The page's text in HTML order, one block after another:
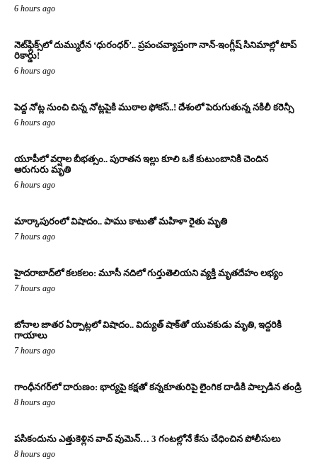
6 hours ago
నెట్‌ఫ్లిక్స్‌లో దుమ్మురేన ‘ధురంధర్’.. ప్రపంచవ్యాప్తంగా నాన్-ఇంగ్లీష్ సినిమాల్లో టాప్
రికార్డు!
6 hours ago
పెద్ద నోట్ల నుంచి చిన్న నోట్లపైకి ముఠాల ఫోకస్..! దేశంలో పెరుగుతున్న నకిలీ కరెన్సీ
6 hours ago
యూపీలో వర్షాల బీభత్సం.. పురాతన ఇల్లు కూలి ఒకే కుటుంబానికి చెందిన
ఆరుగురు మృతి
6 hours ago
మార్కాపురంలో విషాదం.. పాము కాటుతో మహిళా రైతు మృతి
7 hours ago
హైదరాబాద్‌లో కలకలం: మూసీ నదిలో గుర్తుతెలియని వ్యక్తి మృతదేహం లభ్యం
7 hours ago
బోనాల జాతర ఏర్పాట్లలో విషాదం.. విద్యుత్ షాక్‌తో యువకుడు మృతి, ఇద్దరికి
గాయాలు
7 hours ago
గాంధీనగర్‌లో దారుణం: భార్యపై కక్షతో కన్నకూతురిపై లైంగిక దాడికి పాల్పడిన తండ్రి
8 hours ago
పసికందును ఎత్తుకెళ్లిన వాచ్ వుమెన్… 3 గంటల్లోనే కేసు చేధించిన పోలీసులు
8 hours ago